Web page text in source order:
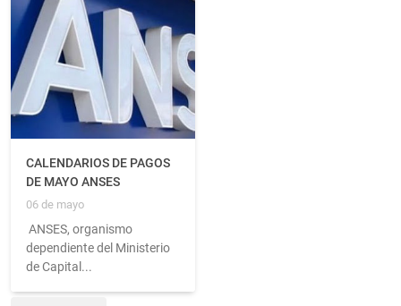
CALENDARIOS DE PAGOS
DE MAYO ANSES
06 de mayo
ANSES, organismo
dependiente del Ministerio
de Capital...